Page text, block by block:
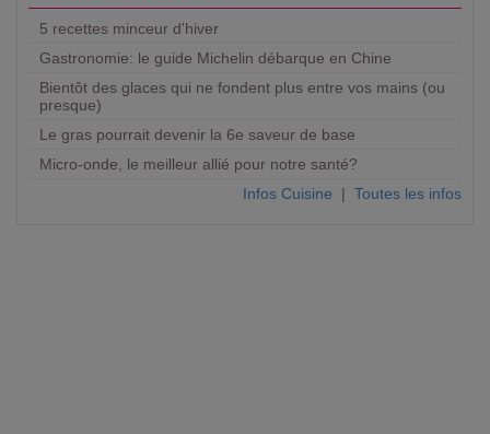
5 recettes minceur d'hiver
Gastronomie: le guide Michelin débarque en Chine
Bientôt des glaces qui ne fondent plus entre vos mains (ou
presque)
Le gras pourrait devenir la 6e saveur de base
Micro-onde, le meilleur allié pour notre santé?
Infos Cuisine | Toutes les infos